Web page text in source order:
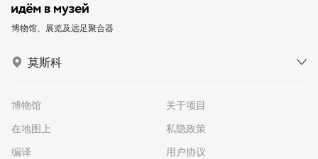
博物馆、展览及远足聚合器
莫斯科
博物馆
在地图上
编译
关于项目
私隐政策
用户协议